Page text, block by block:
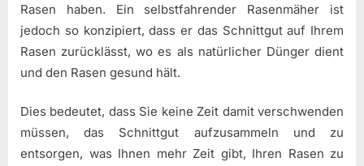
Rasen haben. Ein selbstfahrender Rasenmäher ist
jedoch so konzipiert, dass er das Schnittgut auf Ihrem
Rasen zurücklässt, wo es als natürlicher Dünger dient
und den Rasen gesund hält.
Dies bedeutet, dass Sie keine Zeit damit verschwenden
müssen, das Schnittgut aufzusammeln und zu
entsorgen, was Ihnen mehr Zeit gibt, Ihren Rasen zu